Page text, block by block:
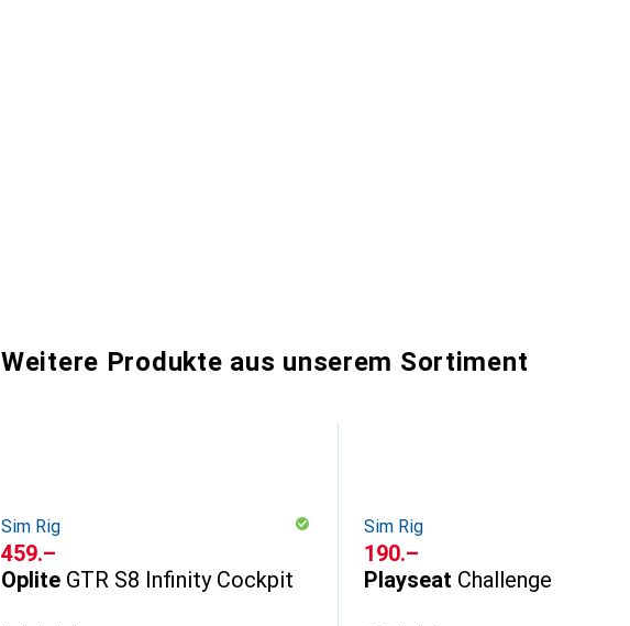
Weitere Produkte aus unserem Sortiment
Sim Rig
CHF
459.–
Oplite GTR S8 Infinity Cockpit
Sim Rig
CHF
190.–
Playseat Challenge